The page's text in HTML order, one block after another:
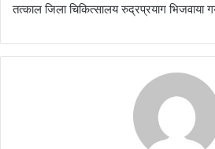
तत्काल जिला चिकित्सालय रुद्रप्रयाग भिजवाया